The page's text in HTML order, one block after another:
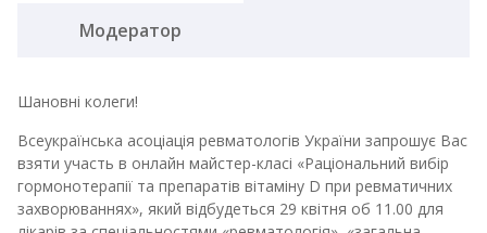
Модератор
Шановні колеги!
Всеукраїнська асоціація ревматологів України запрошує Вас
взяти участь в онлайн майстер-класі «Раціональний вибір
гормонотерапії та препаратів вітаміну D при ревматичних
захворюваннях», який відбудеться 29 квітня об 11.00 для